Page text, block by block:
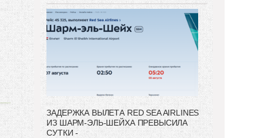
ЗАДЕРЖКА ВЫЛЕТА RED SEA AIRLINES
ИЗ ШАРМ-ЭЛЬ-ШЕЙХА ПРЕВЫСИЛА
СУТКИ -